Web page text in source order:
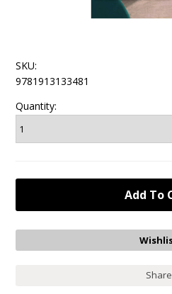
SKU:
9781913133481
Quantity:
Share